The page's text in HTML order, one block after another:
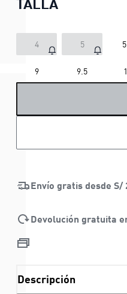
4 5
9 9.5
Envío gratis desde S/
Devolución gratuita
Descripción